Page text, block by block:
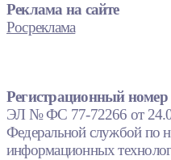
Реклама на сайте
Росреклама
Регистрационный номер
ЭЛ № ФС 77-72266 от
Федеральной службой по
информационных